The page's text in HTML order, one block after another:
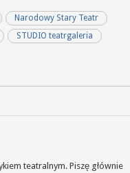
Narodowy Stary Teatr
STUDIO teatrgaleria
teatralnym. Piszę głównie